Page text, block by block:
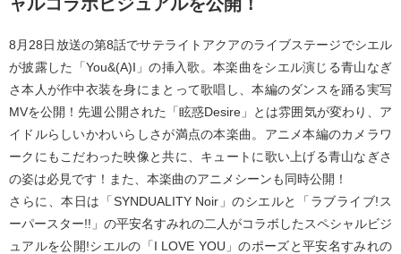
8月28日放送の第8話でサテライトアクアのライブステージでシエル
が披露した「You&(A)I」の挿入歌。本楽曲をシエル演じる青山なぎ
さ本人が作中衣装を身にまとって歌唱し、本編のダンスを踊る実写
MVを公開！先週公開された「眩惑Desire」とは雰囲気が変わり、ア
イドルらしいかわいらしさが満点の本楽曲。アニメ本編のカメラワ
ークにもこだわった映像と共に、キュートに歌い上げる青山なぎさ
の姿は必見です！また、本楽曲のアニメシーンも同時公開！
さらに、本日は「SYNDUALITY Noir」のシエルと「ラブライブ!ス
ーパースター!!」の平安名すみれの二人がコラボしたスペシャルビジ
ュアルを公開!シエルの「I LOVE YOU」のポーズと平安名すみれの